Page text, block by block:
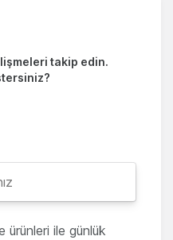
takip edin.
ürünleri ile günlük